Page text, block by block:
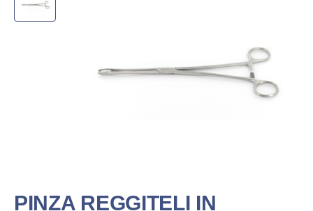
PINZA REGGITELI IN